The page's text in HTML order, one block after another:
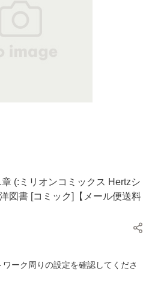
章 (:ミリオンコミックス Hertzシ
図書 [コミック]【メール便送料
ーク周りの設定を確認してくださ